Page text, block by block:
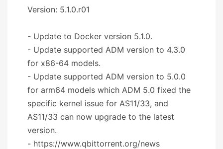
Version: 5.1.0.r01
- Update to Docker version 5.1.0.
- Update supported ADM version to 4.3.0
for x86-64 models.
- Update supported ADM version to 5.0.0
for arm64 models which ADM 5.0 fixed the
specific kernel issue for AS11/33, and
AS11/33 can now upgrade to the latest
version.
- https://www.qbittorrent.org/news